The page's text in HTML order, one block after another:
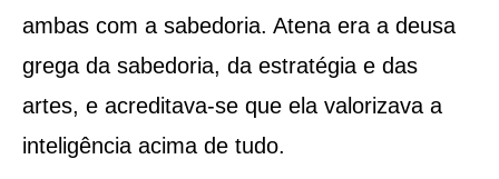
ambas com a sabedoria. Atena era a deusa
grega da sabedoria, da estratégia e das
artes, e acreditava-se que ela valorizava a
inteligência acima de tudo.